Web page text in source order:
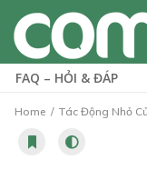
FAQ – HỎI & ĐÁP
Home Tác Động Nhỏ